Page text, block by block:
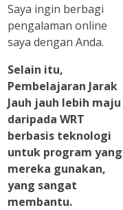
Saya ingin berbagi
pengalaman online
saya dengan Anda.
Selain itu,
Pembelajaran Jarak
Jauh jauh lebih maju
daripada WRT
berbasis teknologi
untuk program yang
mereka gunakan,
yang sangat
membantu.